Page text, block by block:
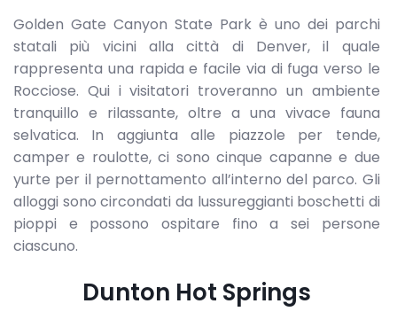
Golden Gate Canyon State Park è uno dei parchi
statali più vicini alla città di Denver, il quale
rappresenta una rapida e facile via di fuga verso le
Rocciose. Qui i visitatori troveranno un ambiente
tranquillo e rilassante, oltre a una vivace fauna
selvatica. In aggiunta alle piazzole per tende,
camper e roulotte, ci sono cinque capanne e due
yurte per il pernottamento all’interno del parco. Gli
alloggi sono circondati da lussureggianti boschetti di
pioppi e possono ospitare fino a sei persone
ciascuno.
Dunton Hot Springs